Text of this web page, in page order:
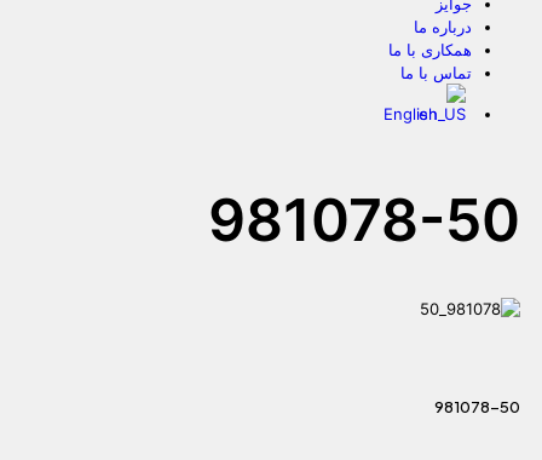
درباره ما
همکاری با ما
تماس با ما
English
981078-50
981078-50